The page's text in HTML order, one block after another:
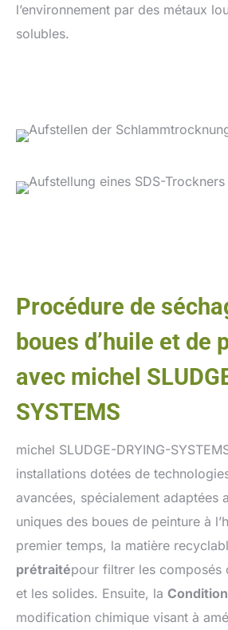
l’environnement par des métaux
solubles.
Procédure de
boues d’huile et de
avec michel
SYSTEMS
michel SLUDGE-DRYING-
installations dotées de
avancées, spécialement adaptées
uniques des boues de peinture à
premier temps, la matière
prétraitépour filtrer les composés
et les solides. Ensuite, la
modification chimique visant à